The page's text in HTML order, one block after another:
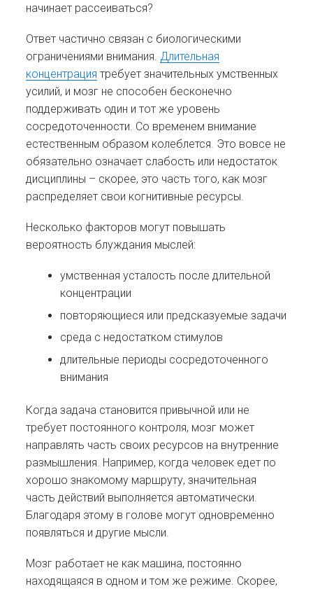
начинает рассеиваться?
Ответ частично связан с биологическими
ограничениями внимания. Длительная
концентрация требует значительных умственных
усилий, и мозг не способен бесконечно
поддерживать один и тот же уровень
сосредоточенности. Со временем внимание
естественным образом колеблется. Это вовсе не
обязательно означает слабость или недостаток
дисциплины – скорее, это часть того, как мозг
распределяет свои когнитивные ресурсы.
Несколько факторов могут повышать
вероятность блуждания мыслей:
умственная усталость после длительной
концентрации
повторяющиеся или предсказуемые задачи
среда с недостатком стимулов
длительные периоды сосредоточенного
внимания
Когда задача становится привычной или не
требует постоянного контроля, мозг может
направлять часть своих ресурсов на внутренние
размышления. Например, когда человек едет по
хорошо знакомому маршруту, значительная
часть действий выполняется автоматически.
Благодаря этому в голове могут одновременно
появляться и другие мысли.
Мозг работает не как машина, постоянно
находящаяся в одном и том же режиме. Скорее,